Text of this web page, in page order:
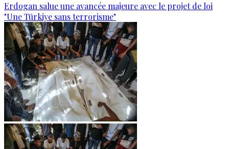
Erdogan salue une avancée majeure avec le projet de loi
"Une Türkiye sans terrorisme"